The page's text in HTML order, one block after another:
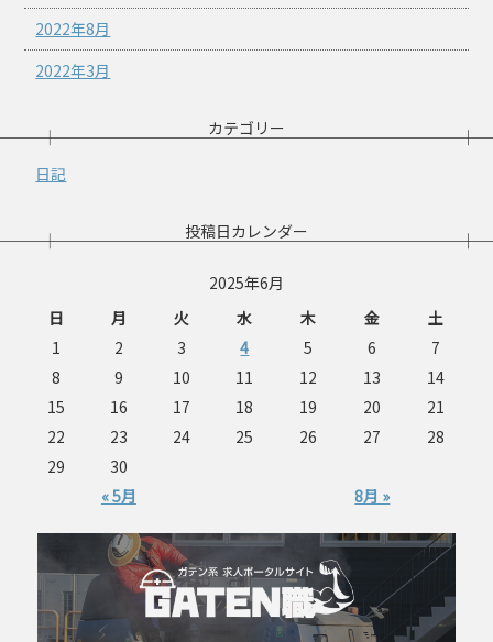
2022年8月
2022年3月
カテゴリー
日記
投稿日カレンダー
2025年6月
日
月 火 水 木 金 土
« 5月 8月 »
1 2 3 4 5 6
7
8
9 10 11 12 13
14
15
16 17 18 19 20
21
22
23 24 25 26 27
28
29
30